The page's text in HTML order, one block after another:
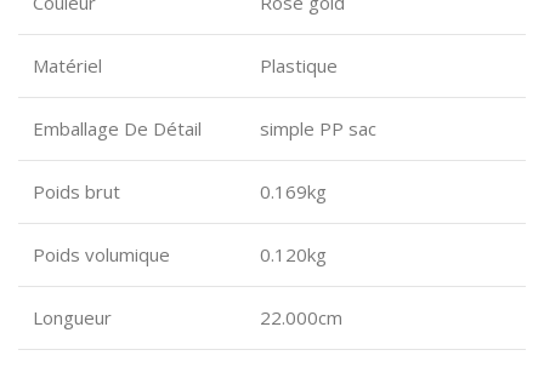
Matériel Plastique
Emballage De Détail simple PP sac
Poids brut 0.169kg
Poids volumique 0.120kg
Longueur 22.000cm